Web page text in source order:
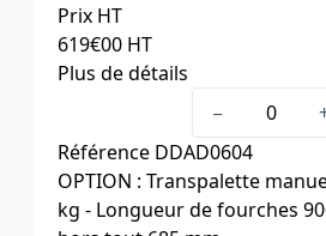
Prix HT
619€00 HT
Plus de détails
Longueur fourches (mm)
Largeur hors tout (mm)685
Poids (kg) 65
−
Référence DDAD0604
OPTION : Transpalette
kg - Longueur de fourches